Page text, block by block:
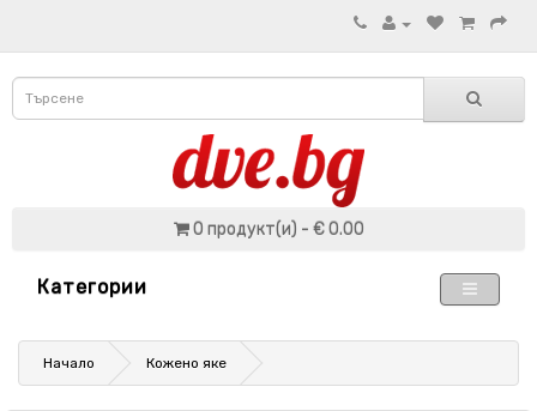
0 продукт(и) - € 0.00
Категории
Начало Кожено яке